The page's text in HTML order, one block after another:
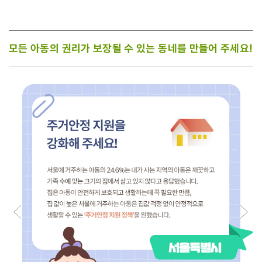
모든 아동의 권리가 보장될 수 있는 동네를 만들어 주세요!